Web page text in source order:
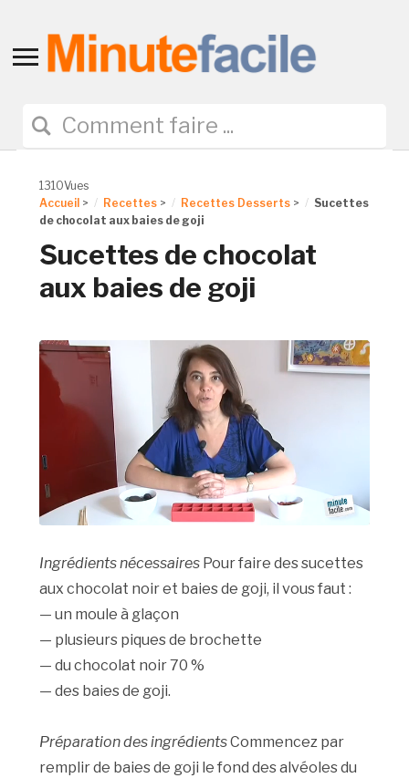
Toggle
navigation
1310Vues
Accueil > Recettes > Recettes Desserts >
Sucettes
de chocolat aux baies de goji
Sucettes de chocolat
aux baies de goji
Ingrédients nécessaires Pour faire des sucettes
aux chocolat noir et baies de goji, il vous faut :
— un moule à glaçon
— plusieurs piques de brochette
— du chocolat noir 70 %
— des baies de goji.
Préparation des ingrédientsCommencez par
remplir de baies de goji le fond des alvéoles du